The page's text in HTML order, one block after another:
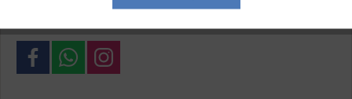
Verschiedene Zahlungsmöglichkeiten